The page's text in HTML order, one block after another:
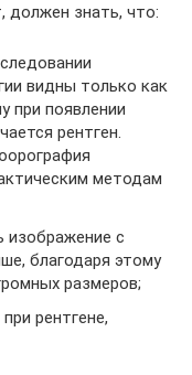
должен знать, что:
видны только как
при появлении
рентген.
методам
изображение с
благодаря этому
размеров;
рентгене,